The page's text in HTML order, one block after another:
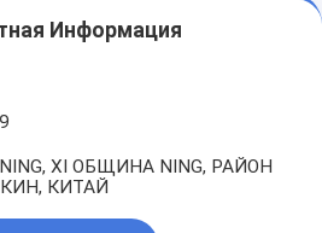
Информация
XI ОБЩИНА NING, РАЙОН
КИТАЙ